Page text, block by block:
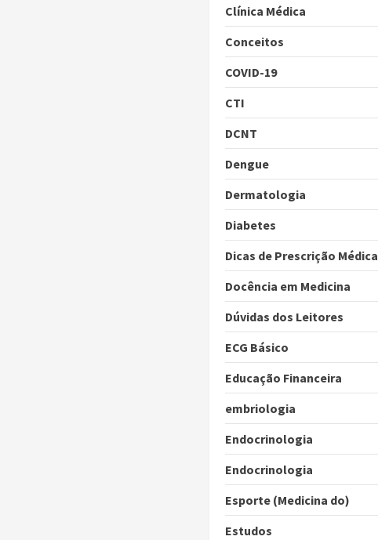
Clínica Médica
Conceitos
COVID-19
CTI
DCNT
Dengue
Dermatologia
Diabetes
Dicas de Prescrição Médica
Docência em Medicina
Dúvidas dos Leitores
ECG Básico
Educação Financeira
embriologia
Endocrinologia
Endocrinologia
Esporte (Medicina do)
Estudos